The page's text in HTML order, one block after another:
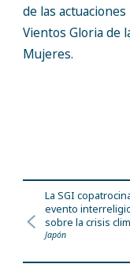
de las
Vientos Gloria de
Mujeres.
La SGI
evento
sobre la crisis
Japón